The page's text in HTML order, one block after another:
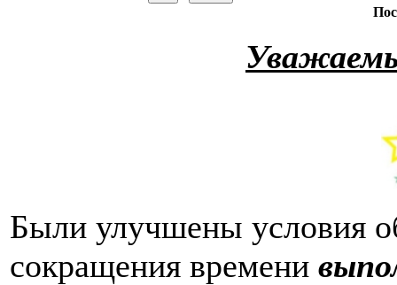
Были улучшены условия
сокращения времени